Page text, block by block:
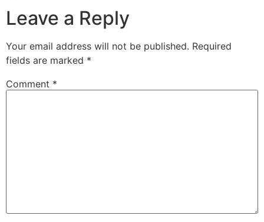
Leave a Reply
Your email address will not be published. Required
fields are marked *
Comment *